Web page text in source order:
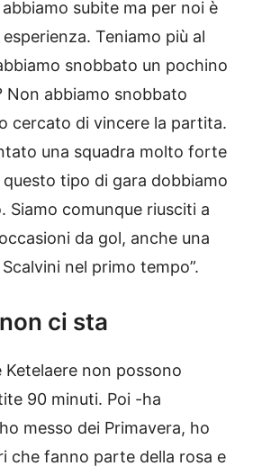
subite ma per noi è
Teniamo più al
snobbato un pochino
Non abbiamo snobbato
cercato di vincere la partita.
una squadra molto forte
tipo di gara dobbiamo
Siamo comunque riusciti a
da gol, anche una
nel primo tempo”.
ci sta
Ketelaere non possono
90 minuti. Poi -ha
messo dei Primavera, ho
che fanno parte della rosa e